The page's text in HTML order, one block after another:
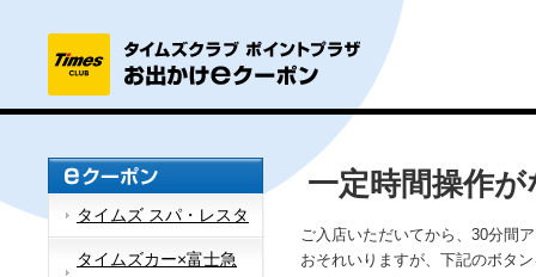
タイムズ スパ・レスタ
タイムズカー×富士急
一定時間操作
ご入店いただいてから、30分間
おそれいりますが、下記のボタ